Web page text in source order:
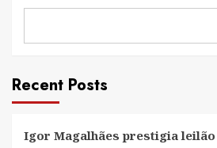
a
rotina
lojas
Recent Posts
Igor Magalhães prestigia leilão